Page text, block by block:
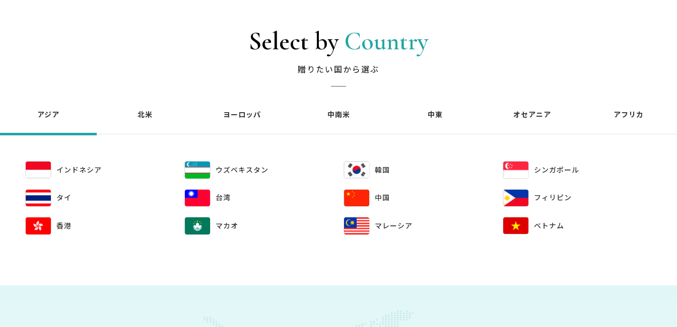
Select by Country
贈りたい国から選ぶ
アジア 北米 ヨーロッパ 中南米 中東 オセアニア アフリカ
インドネシア ウズベキスタン 韓国 シンガポール
タイ 台湾 中国 フィリピン
香港 マカオ マレーシア ベトナム